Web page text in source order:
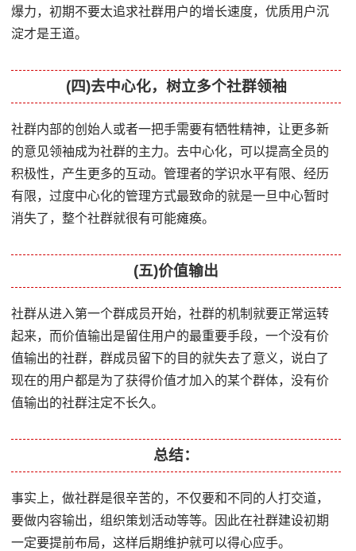
爆力，初期不要太追求社群用户的增长速度，优质用户沉
淀才是王道。
(四)去中心化，树立多个社群领袖
社群内部的创始人或者一把手需要有牺牲精神，让更多新
的意见领袖成为社群的主力。去中心化，可以提高全员的
积极性，产生更多的互动。管理者的学识水平有限、经历
有限，过度中心化的管理方式最致命的就是一旦中心暂时
消失了，整个社群就很有可能瘫痪。
(五)价值输出
社群从进入第一个群成员开始，社群的机制就要正常运转
起来，而价值输出是留住用户的最重要手段，一个没有价
值输出的社群，群成员留下的目的就失去了意义，说白了
现在的用户都是为了获得价值才加入的某个群体，没有价
值输出的社群注定不长久。
总结：
事实上，做社群是很辛苦的，‍‍不仅要和不同的人打交道，
要做内容输出，组织策划活动等等。因此在社群建设初期
一定要提前布局，这样后期维护就可以得心应手。